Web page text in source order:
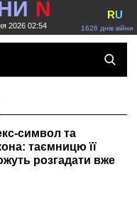
N
2026 02:54 1626 днів війни
RU
символ та
таємницю її
розгадати вже